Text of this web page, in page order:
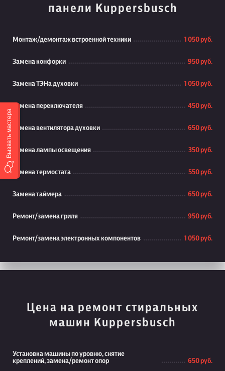
панели Kuppersbusch
Монтаж/демонтаж встроенной техники 1 050 руб.
Замена конфорки 950 руб.
Замена ТЭНа духовки 1 050 руб.
Замена переключателя 450 руб.
Замена вентилятора духовки 650 руб.
Замена лампы освещения 350 руб.
Замена термостата 550 руб.
Замена таймера 650 руб.
Ремонт/замена гриля 950 руб.
Ремонт/замена электронных компонентов 1 050 руб.
Цена на ремонт стиральных
машин Kuppersbusch
Установка машины по уровню, снятие
креплений, замена/ремонт опор
650 руб.
Вызвать мастера